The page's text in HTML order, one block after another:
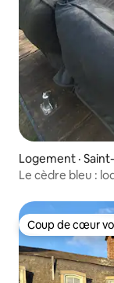
Logement ·
Le cèdre bleu :
Coup de cœur
Coup de cœur